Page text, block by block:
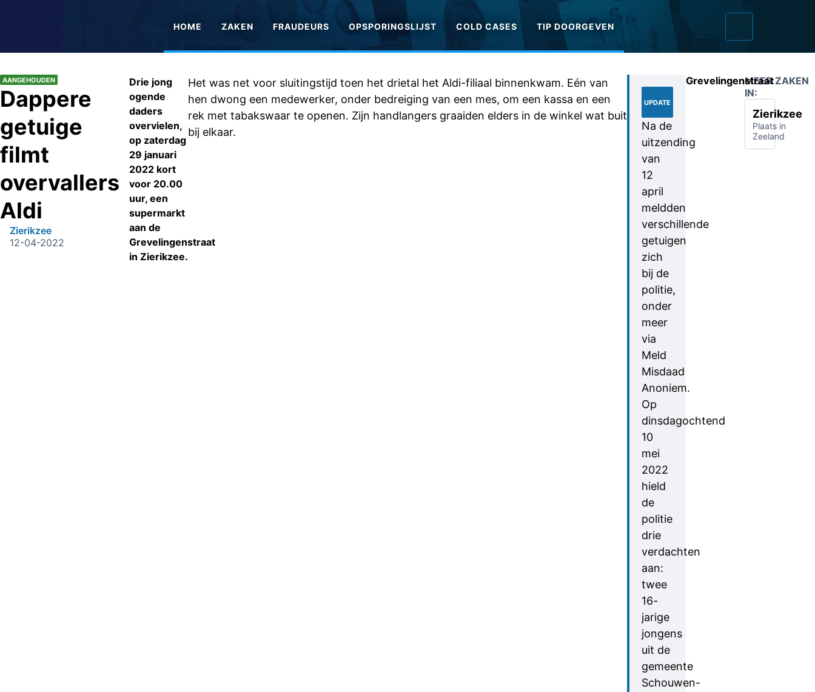
HOME ZAKEN FRAUDEURS OPSPORINGSLIJST COLD CASES TIP DOORGEVEN
AANGEHOUDEN
Dappere
getuige
filmt
overvallers
Aldi
Zierikzee
12-04-2022
Drie jong
ogende
daders
overvielen,
op zaterdag
29 januari
2022 kort
voor 20.00
uur, een
supermarkt
aan de
Grevelingenstraat
in Zierikzee.
Het was net voor sluitingstijd toen het drietal het Aldi-filiaal binnenkwam. Eén van
hen dwong een medewerker, onder bedreiging van een mes, om een kassa en een
rek met tabakswaar te openen. Zijn handlangers graaiden elders in de winkel wat buit
bij elkaar.
UPDATE
Na de
uitzending
van
12
april
meldden
verschillende
getuigen
zich
bij de
politie,
onder
meer
via
Meld
Misdaad
Anoniem.
Op
dinsdagochtend
10
mei
2022
hield
de
politie
drie
verdachten
aan:
twee
16-
jarige
jongens
uit de
gemeente
Schouwen-
GrevelingenstraatMEER ZAKEN
IN:
Zierikzee
Plaats in
Zeeland